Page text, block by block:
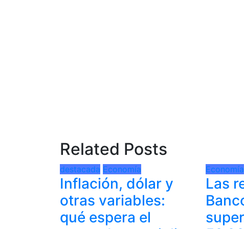
Related Posts
destacada Economía
Inflación, dólar y
otras variables:
qué espera el
Economía
Las